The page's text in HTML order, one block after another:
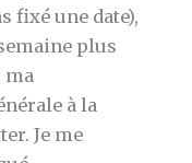
fixé une date),
plus
ma
à la
Je me